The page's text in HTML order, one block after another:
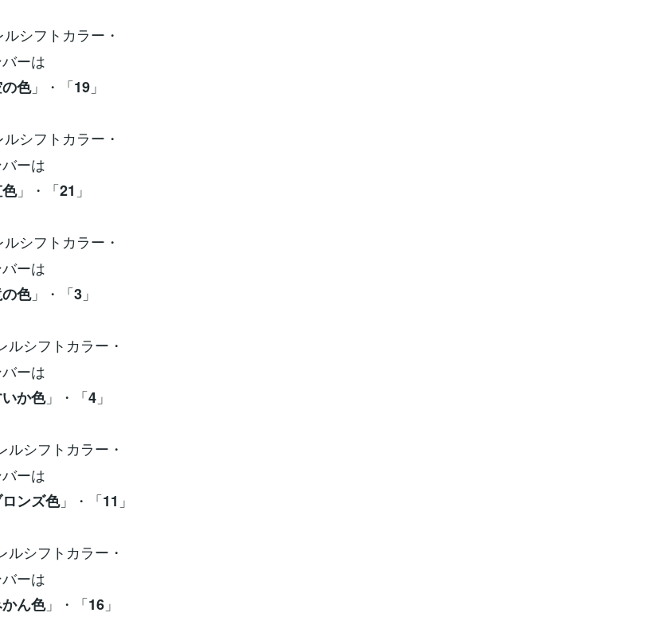
シフトカラー・
は
色」・「19 」
シフトカラー・
は
」・「21 」
シフトカラー・
は
色」・「3 」
シフトカラー・
は
か色」・「4 」
シフトカラー・
は
ンズ色」・「11 」
シフトカラー・
は
ん色」・「16 」